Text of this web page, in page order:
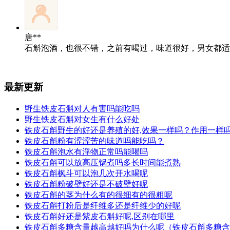
唐**
石斛泡酒，也很不错，之前有喝过，味道很好，男女都适
最新更新
野生铁皮石斛对人有害吗能吃吗
野生铁皮石斛对女生有什么好处
铁皮石斛野生的好还是养殖的好,效果一样吗？作用一样
铁皮石斛粉有涩涩苦的味道吗能吃吗？
铁皮石斛泡水有浮物正常吗能喝吗
铁皮石斛可以放高压锅煮吗多长时间能煮熟
铁皮石斛枫斗可以泡几次开水喝呢
铁皮石斛粉破壁好还是不破壁好呢
铁皮石斛的茎为什么有的很细有的很粗呢
铁皮石斛打粉后是纤维多还是纤维少的好呢
铁皮石斛好还是紫皮石斛好呢,区别在哪里
铁皮石斛多糖含量越高越好吗为什么呢（铁皮石斛多糖含